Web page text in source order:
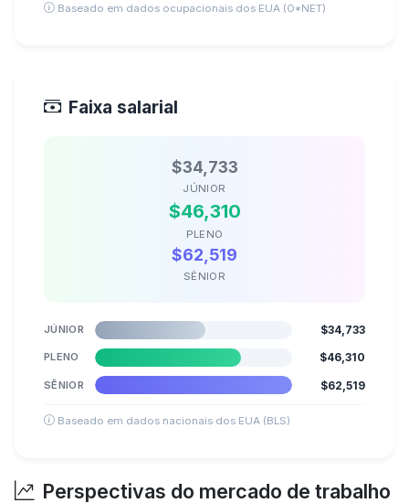
Baseado em dados ocupacionais dos EUA (O*NET)
Faixa salarial
$34,733
JÚNIOR
$46,310
PLENO
$62,519
SÊNIOR
JÚNIOR $34,733
PLENO $46,310
SÊNIOR $62,519
Baseado em dados nacionais dos EUA (BLS)
Perspectivas do mercado de trabalho